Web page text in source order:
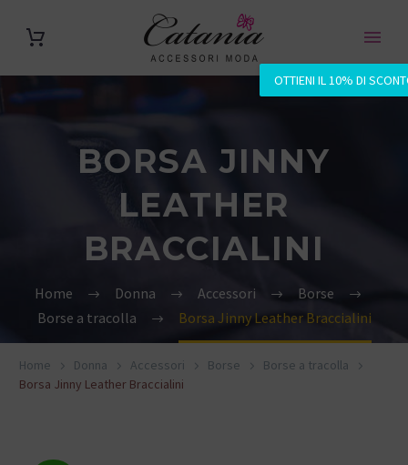
OTTIENI IL 10% DI
BORSA JINNY
LEATHER
BRACCIALINI
Home Donna Accessori
Borse
Borse a tracolla
Borsa Jinny Leather Braccialini
Home Donna Accessori Borse
Borse a tracolla
Borsa Jinny Leather Braccialini